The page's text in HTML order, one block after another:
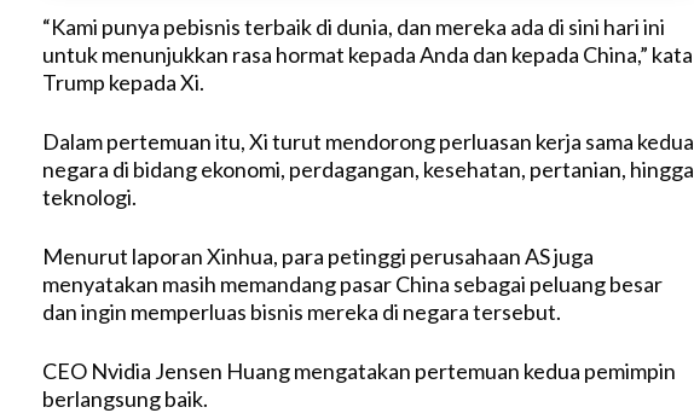
“Kami punya pebisnis terbaik di dunia, dan mereka ada di sini hari ini
untuk menunjukkan rasa hormat kepada Anda dan kepada China,” kata
Trump kepada Xi.
Dalam pertemuan itu, Xi turut mendorong perluasan kerja sama kedua
negara di bidang ekonomi, perdagangan, kesehatan, pertanian, hingga
teknologi.
Menurut laporan Xinhua, para petinggi perusahaan AS juga
menyatakan masih memandang pasar China sebagai peluang besar
dan ingin memperluas bisnis mereka di negara tersebut.
CEO Nvidia Jensen Huang mengatakan pertemuan kedua pemimpin
berlangsung baik.